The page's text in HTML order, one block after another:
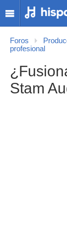
Foros
profesional
Stam